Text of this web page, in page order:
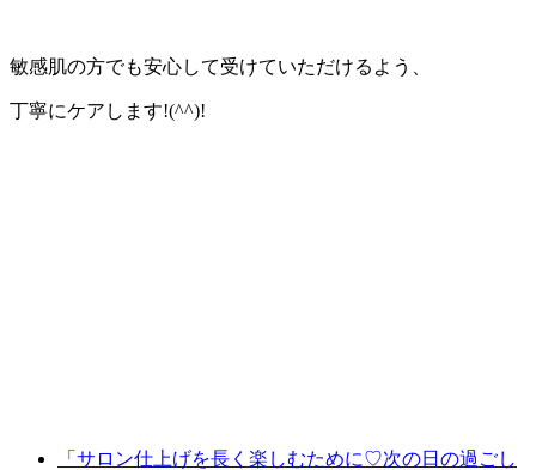
敏感肌の方でも安心して受けていただけるよう、
丁寧にケアします!(^^)!
「サロン仕上げを長く楽しむために♡次の日の過ごし